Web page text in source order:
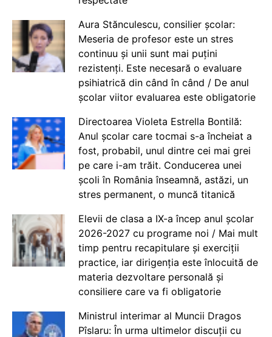
Aura Stănculescu, consilier școlar:
Meseria de profesor este un stres
continuu și unii sunt mai puțini
rezistenți. Este necesară o evaluare
psihiatrică din când în când / De anul
școlar viitor evaluarea este obligatorie
Directoarea Violeta Estrella Bontilă:
Anul școlar care tocmai s-a încheiat a
fost, probabil, unul dintre cei mai grei
pe care i-am trăit. Conducerea unei
școli în România înseamnă, astăzi, un
stres permanent, o muncă titanică
Elevii de clasa a IX-a încep anul școlar
2026-2027 cu programe noi / Mai mult
timp pentru recapitulare și exerciții
practice, iar dirigenția este înlocuită de
materia dezvoltare personală și
consiliere care va fi obligatorie
Ministrul interimar al Muncii Dragos
Pîslaru: În urma ultimelor discuții cu